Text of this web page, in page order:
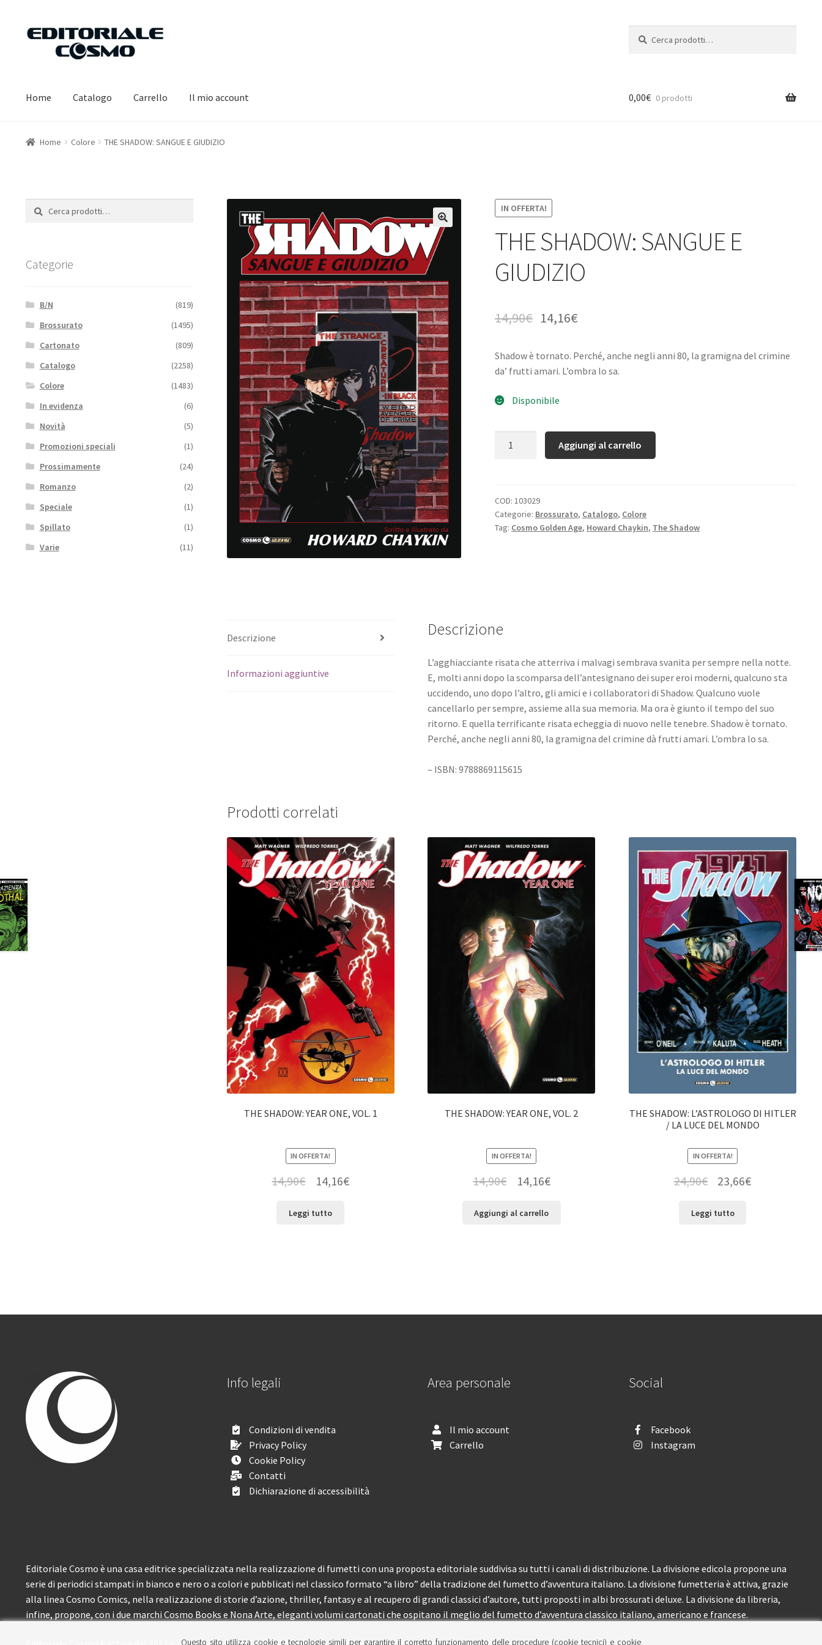
Vai
navigazione
Vai
Home Catalogo Carrello Il mio account 0,00€ 0 prodotti
Home Colore THE SHADOW: SANGUE E GIUDIZIO
IN OFFERTA!
THE SHADOW: SANGUE E
GIUDIZIO
14,90€ 14,16€
Shadow è tornato. Perché, anche negli anni 80, la gramigna del crimine
da’ frutti amari. L’ombra lo sa.
Disponibile
Aggiungi al carrello
COD: 103029
Categorie: Brossurato, Catalogo, Colore
Tag: Cosmo Golden Age, Howard Chaykin, The Shadow
Descrizione
Informazioni aggiuntive
Descrizione
L’agghiacciante risata che atterriva i malvagi sembrava svanita per sempre nella notte.
E, molti anni dopo la scomparsa dell’antesignano dei super eroi moderni, qualcuno sta
uccidendo, uno dopo l’altro, gli amici e i collaboratori di Shadow. Qualcuno vuole
cancellarlo per sempre, assieme alla sua memoria. Ma ora è giunto il tempo del suo
ritorno. E quella terrificante risata echeggia di nuovo nelle tenebre. Shadow è tornato.
Perché, anche negli anni 80, la gramigna del crimine dà frutti amari. L’ombra lo sa.
– ISBN: 9788869115615
Prodotti correlati
THE SHADOW: YEAR ONE, VOL. 1
IN OFFERTA!
14,90€ 14,16€
Leggi tutto
THE SHADOW: YEAR ONE, VOL. 2
IN OFFERTA!
14,90€ 14,16€
Aggiungi al carrello
THE SHADOW: L’ASTROLOGO DI HITLER
/ LA LUCE DEL MONDO
IN OFFERTA!
24,90€ 23,66€
Leggi tutto
Cerca:
Cerca
Categorie
B/N
(819)
Brossurato
(1495)
Cartonato
(809)
Catalogo
(2258)
Colore
(1483)
In evidenza
(6)
Novità
(5)
Promozioni speciali
(1)
Prossimamente
(24)
Romanzo
(2)
Speciale
(1)
Spillato
(1)
Varie
(11)
Info legali
Condizioni di vendita
Privacy Policy
Cookie Policy
Contatti
Dichiarazione di accessibilità
Area personale
Il mio account
Carrello
Social
Facebook
Instagram
Editoriale Cosmo è una casa editrice specializzata nella realizzazione di fumetti con una proposta editoriale suddivisa su tutti i canali di distribuzione. La divisione edicola propone una
serie di periodici stampati in bianco e nero o a colori e pubblicati nel classico formato “a libro” della tradizione del fumetto d’avventura italiano. La divisione fumetteria è attiva, grazie
alla linea Cosmo Comics, nella realizzazione di storie d’azione, thriller, fantasy e al recupero di grandi classici d’autore, tutti proposti in albi brossurati deluxe. La divisione da libreria,
infine, propone, con i due marchi Cosmo Books e Nona Arte, eleganti volumi cartonati che ospitano il meglio del fumetto d’avventura classico italiano, americano e francese.
Questo sito utilizza cookie e tecnologie simili per garantire il corretto funzionamento delle procedure (cookie tecnici) e cookie